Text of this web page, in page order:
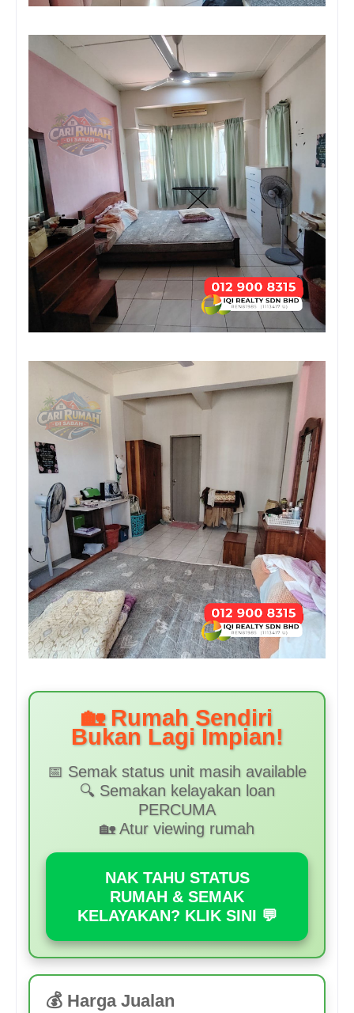
🏡 Rumah Sendiri
Bukan Lagi Impian!
📅 Semak status unit masih available
🔍 Semakan kelayakan loan
PERCUMA
🏡 Atur viewing rumah
NAK TAHU STATUS
RUMAH & SEMAK
KELAYAKAN? KLIK SINI 💬
💰 Harga Jualan